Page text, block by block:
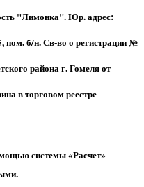
"Лимонка". Юр. адрес:
пом. б/н. Св-во о регистрации №
района г. Гомеля от
в торговом реестре
системы «Расчет»